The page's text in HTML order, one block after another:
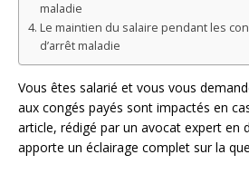
maladie
Le maintien du salaire pendant les
d’arrêt maladie
Vous êtes salarié et vous vous
aux congés payés sont impactés en
article, rédigé par un avocat expert en
apporte un éclairage complet sur la